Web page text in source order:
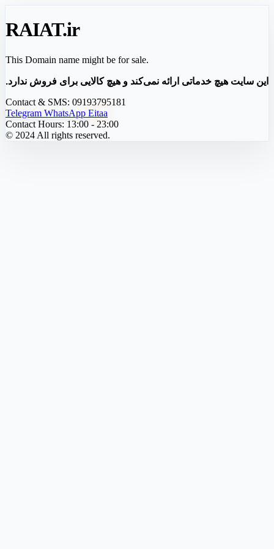
RAIAT.ir
This Domain name might be for sale.
این سایت هیچ خدماتی ارائه نمی‌کند و هیچ کالایی برای فروش ندارد.
Contact & SMS: 09193795181
Telegram WhatsApp Eitaa
Contact Hours: 13:00 - 23:00
© 2024 All rights reserved.